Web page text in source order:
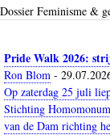
Dossier Feminisme &
Pride Walk 2026:
Ron Blom -
Op zaterdag 25 juli
Stichting
van de Dam richting